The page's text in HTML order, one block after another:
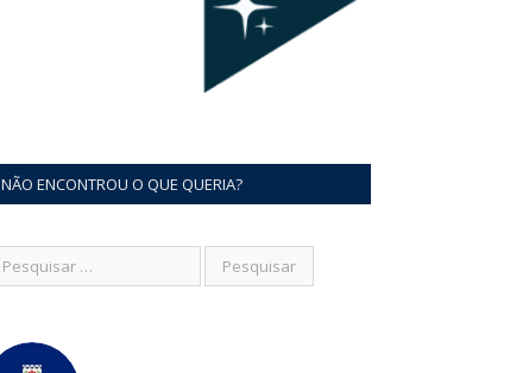
NÃO ENCONTROU O QUE QUERIA?